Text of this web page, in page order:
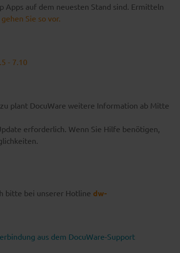
Apps auf dem neuesten Stand sind. Ermitteln
gehen Sie so vor.
- 7.10
plant DocuWare weitere Information ab Mitte
erforderlich. Wenn Sie Hilfe benötigen,
bitte bei unserer Hotline dw-
aus dem DocuWare-Support